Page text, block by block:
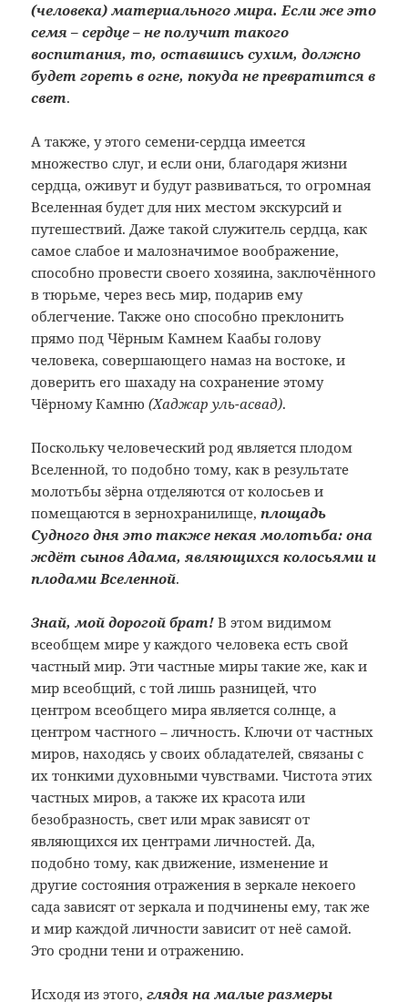
(человека) материального мира. Если же это
семя – сердце – не получит такого
воспитания, то, оставшись сухим, должно
будет гореть в огне, покуда не превратится в
свет.
А также, у этого семени-сердца имеется
множество слуг, и если они, благодаря жизни
сердца, оживут и будут развиваться, то огромная
Вселенная будет для них местом экскурсий и
путешествий. Даже такой служитель сердца, как
самое слабое и малозначимое воображение,
способно провести своего хозяина, заключённого
в тюрьме, через весь мир, подарив ему
облегчение. Также оно способно преклонить
прямо под Чёрным Камнем Каабы голову
человека, совершающего намаз на востоке, и
доверить его шахаду на сохранение этому
Чёрному Камню(Хаджар уль-асвад).
Поскольку человеческий род является плодом
Вселенной, то подобно тому, как в результате
молотьбы зёрна отделяются от колосьев и
помещаются в зернохранилище,площадь
Судного дня это также некая молотьба: она
ждёт сынов Адама, являющихся колосьями и
плодами Вселенной.
Знай, мой дорогой брат! В этом видимом
всеобщем мире у каждого человека есть свой
частный мир. Эти частные миры такие же, как и
мир всеобщий, с той лишь разницей, что
центром всеобщего мира является солнце, а
центром частного – личность. Ключи от частных
миров, находясь у своих обладателей, связаны с
их тонкими духовными чувствами. Чистота этих
частных миров, а также их красота или
безобразность, свет или мрак зависят от
являющихся их центрами личностей. Да,
подобно тому, как движение, изменение и
другие состояния отражения в зеркале некоего
сада зависят от зеркала и подчинены ему, так же
и мир каждой личности зависит от неё самой.
Это сродни тени и отражению.
Исходя из этого, глядя на малые размеры